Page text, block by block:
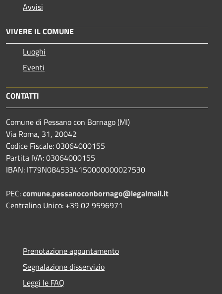
Avvisi
VIVERE IL COMUNE
Luoghi
Eventi
CONTATTI
Comune di Pessano con Bornago (MI)
Via Roma, 31, 20042
Codice Fiscale: 03064000155
Partita IVA: 03064000155
IBAN: IT79N0845334150000000027530
PEC:comune.pessanoconbornago@legalmail.it
Centralino Unico: +39 02 9596971
Prenotazione appuntamento
Segnalazione disservizio
Leggi le FAQ